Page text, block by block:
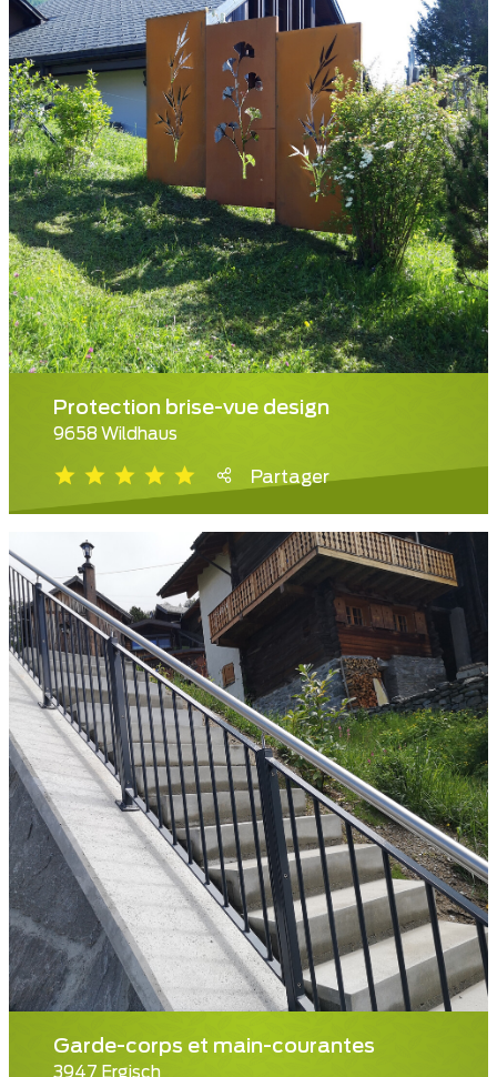
Protection brise-vue design
9658 Wildhaus
Partager
Garde-corps et main-courantes
3947 Ergisch